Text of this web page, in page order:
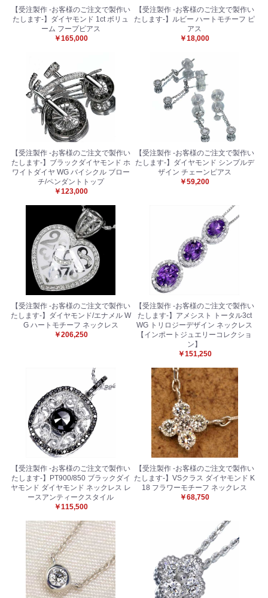
【受注製作 -お客様のご注文で製作い
たします-】ダイヤモンド 1ct ボリュ
ーム フープピアス
￥165,000
【受注製作 -お客様のご注文で製作い
たします-】ルビー ハートモチーフ ピ
アス
￥18,000
【受注製作 -お客様のご注文で製作い
たします-】ブラックダイヤモンド ホ
ワイトダイヤ WG バイシクル ブロー
チ/ペンダントトップ
￥123,000
【受注製作 -お客様のご注文で製作い
たします-】ダイヤモンド シンプルデ
ザイン チェーンピアス
￥59,200
【受注製作 -お客様のご注文で製作い
たします-】ダイヤモンド/エナメル W
G ハートモチーフ ネックレス
￥206,250
【受注製作 -お客様のご注文で製作い
たします-】アメシスト トータル3ct
WG トリロジーデザイン ネックレス
【インポートジュエリーコレクショ
ン】
￥151,250
【受注製作 -お客様のご注文で製作い
たします-】PT900/850 ブラックダイ
ヤモンド ダイヤモンド ネックレス レ
ースアンティークスタイル
￥115,500
【受注製作 -お客様のご注文で製作い
たします-】VSクラス ダイヤモンド K
18 フラワーモチーフ ネックレス
￥68,750